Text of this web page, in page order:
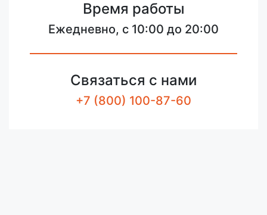
Время работы
Ежедневно, с 10:00 до 20:00
Связаться с нами
+7 (800) 100-87-60